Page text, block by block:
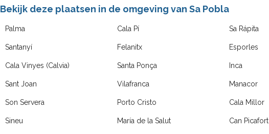
Bekijk deze plaatsen in de omgeving van Sa Pobla
Palma Cala Pí Sa Rápita
Santanyí Felanitx Esporles
Cala Vinyes (Calvia) Santa Ponça Inca
Sant Joan Vilafranca Manacor
Son Servera Porto Cristo Cala Millor
Sineu María de la Salut Can Picafort